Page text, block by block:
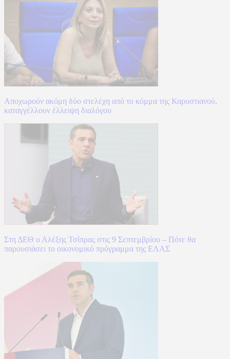
Αποχωρούν ακόμη δύο στελέχη από το κόμμα της Καρυστιανού,
καταγγέλλουν έλλειψη διαλόγου
Στη ΔΕΘ ο Αλέξης Τσίπρας στις 9 Σεπτεμβρίου – Πότε θα
παρουσιάσει το οικονομικό πρόγραμμα της ΕΛΑΣ